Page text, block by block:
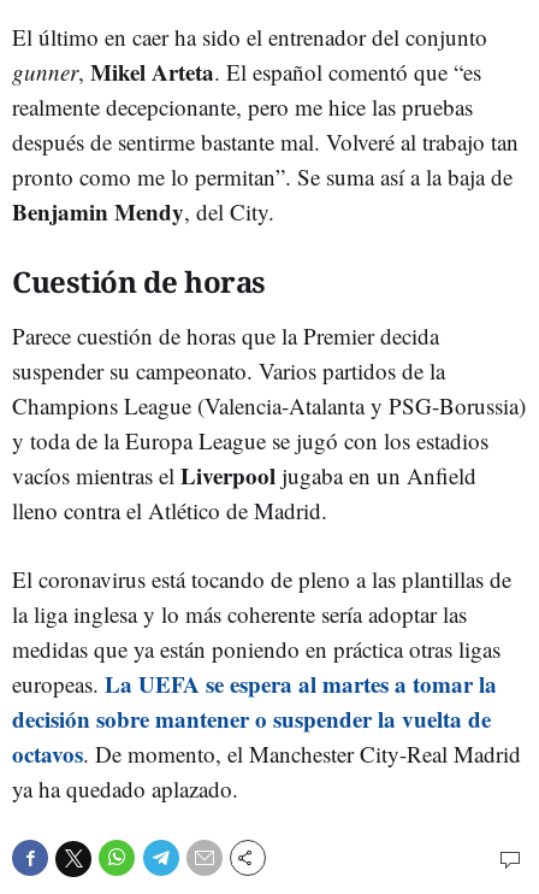
El último en caer ha sido el entrenador del conjunto
gunner, Mikel Arteta. El español comentó que “es
realmente decepcionante, pero me hice las pruebas
después de sentirme bastante mal. Volveré al trabajo tan
pronto como me lo permitan”. Se suma así a la baja de
Benjamin Mendy, del City.
Cuestión de horas
Parece cuestión de horas que la Premier decida
suspender su campeonato. Varios partidos de la
Champions League (Valencia-Atalanta y PSG-Borussia)
y toda de la Europa League se jugó con los estadios
vacíos mientras el Liverpool jugaba en un Anfield
lleno contra el Atlético de Madrid.
El coronavirus está tocando de pleno a las plantillas de
la liga inglesa y lo más coherente sería adoptar las
medidas que ya están poniendo en práctica otras ligas
europeas. La UEFA se espera al martes a tomar la
decisión sobre mantener o suspender la vuelta de
octavos. De momento, el Manchester City-Real Madrid
ya ha quedado aplazado.